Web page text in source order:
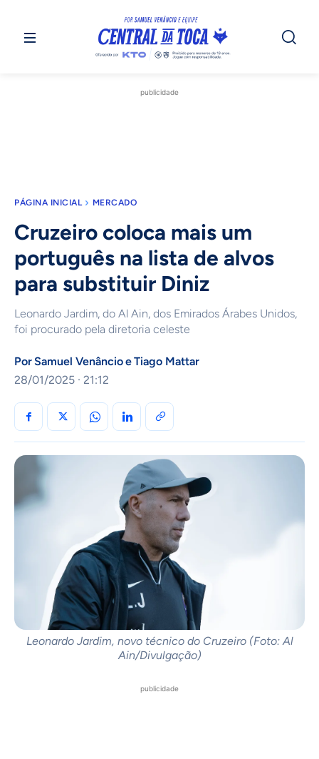
publicidade
PÁGINA INICIAL MERCADO
Cruzeiro coloca mais um
português na lista de alvos
para substituir Diniz
Leonardo Jardim, do Al Ain, dos Emirados Árabes Unidos,
foi procurado pela diretoria celeste
Por Samuel VenâncioeTiago Mattar
28/01/2025 · 21:12
Leonardo Jardim, novo técnico do Cruzeiro (Foto: Al
Ain/Divulgação)
publicidade